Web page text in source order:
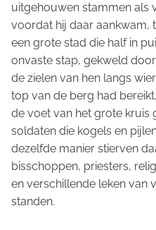
uitgehouwen stammen als
voordat hij daar aankwam,
een grote stad die half in
onvaste stap, gekweld
de zielen van hen langs
top van de berg had
de voet van het grote
soldaten die kogels en
dezelfde manier stierven
bisschoppen, priesters,
en verschillende leken van
standen.